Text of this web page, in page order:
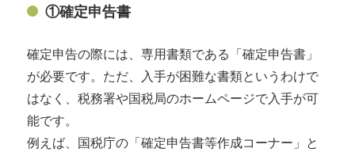
①確定申告書
確定申告の際には、専用書類である「確定申告書」
が必要です。ただ、入手が困難な書類というわけで
はなく、税務署や国税局のホームページで入手が可
能です。
例えば、国税庁の「確定申告書等作成コーナー」と